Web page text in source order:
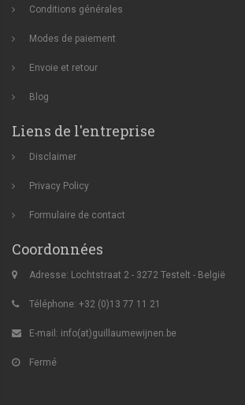
Conditions générales
Modes de paiement
Envoie et retour
Blog
Liens de l'entreprise
Disclaimer
Privacy Policy
Formulaire de contact
Coordonnées
Adresse: Lochtstraat 2 - 3272 Testelt - België
Téléphone: +32 (0)13 77 11 21
E-mail: info(at)guillaumewijnen.be
Fermé